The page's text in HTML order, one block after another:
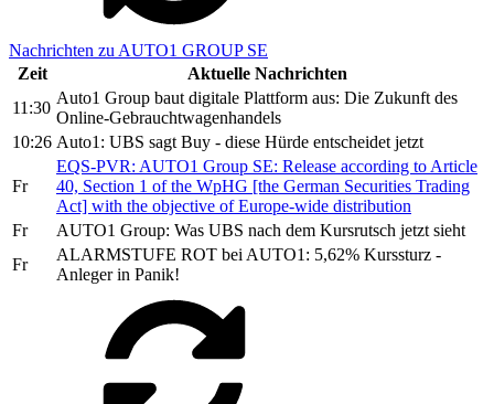
Nachrichten zu AUTO1 GROUP SE
Zeit
Aktuelle Nachrichten
11:30
Auto1 Group baut digitale Plattform aus: Die Zukunft des
Online-Gebrauchtwagenhandels
10:26 Auto1: UBS sagt Buy - diese Hürde entscheidet jetzt
Fr
EQS-PVR: AUTO1 Group SE: Release according to Article
40, Section 1 of the WpHG [the German Securities Trading
Act] with the objective of Europe-wide distribution
Fr
AUTO1 Group: Was UBS nach dem Kursrutsch jetzt sieht
Fr
ALARMSTUFE ROT bei AUTO1: 5,62% Kurssturz -
Anleger in Panik!